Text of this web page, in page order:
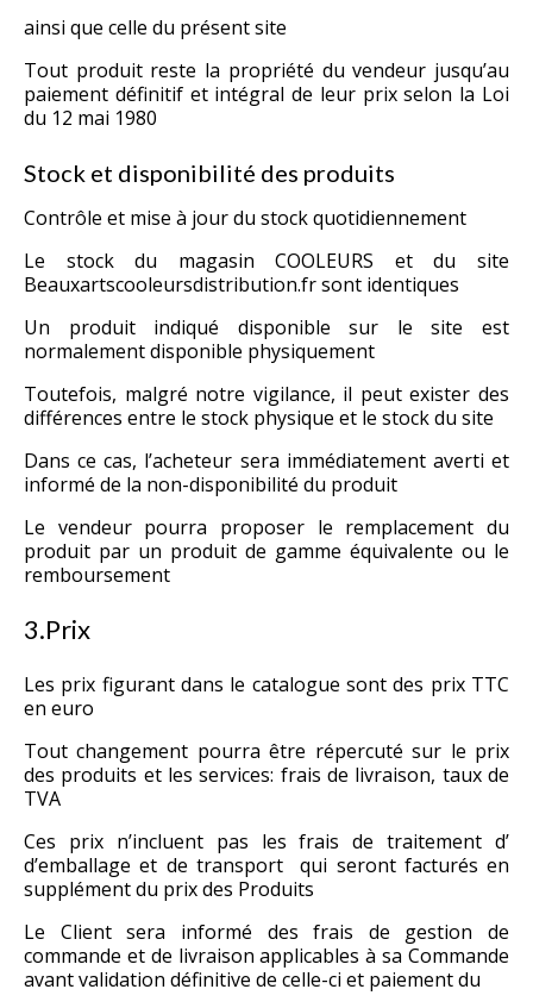
ainsi que celle du présent site
Tout produit reste la propriété du vendeur jusqu’au
paiement définitif et intégral de leur prix selon la Loi
du 12 mai 1980
Stock et disponibilité des produits
Contrôle et mise à jour du stock quotidiennement
Le stock du magasin COOLEURS et du site
Beauxartscooleursdistribution.fr sont identiques
Un produit indiqué disponible sur le site est
normalement disponible physiquement
Toutefois, malgré notre vigilance, il peut exister des
différences entre le stock physique et le stock du site
Dans ce cas, l’acheteur sera immédiatement averti et
informé de la non-disponibilité du produit
Le vendeur pourra proposer le remplacement du
produit par un produit de gamme équivalente ou le
remboursement
3.Prix
Les prix figurant dans le catalogue sont des prix TTC
en euro
Tout changement pourra être répercuté sur le prix
des produits et les services: frais de livraison, taux de
TVA
Ces prix n’incluent pas les frais de traitement d’
d’emballage et de transport qui seront facturés en
supplément du prix des Produits
Le Client sera informé des frais de gestion de
commande et de livraison applicables à sa Commande
avant validation définitive de celle-ci et paiement du